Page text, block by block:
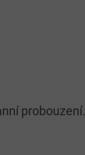
probouzení.